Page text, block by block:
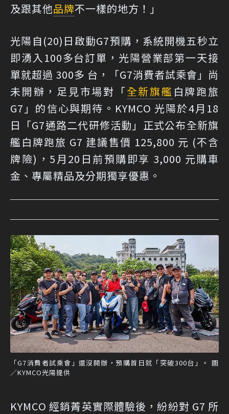
及跟其他品牌不一樣的地方！」
光陽自(20)日啟動G7預購，系統開機五秒立
即湧入100多台訂單，光陽營業部第一天接
單就超過 300多 台，「G7消費者試乘會」尚
未開辦，足見市場對「全新旗艦 白牌跑旅
G7」的信心與期待。KYMCO 光陽於4月18
日「G7通路二代研修活動」正式公布全新旗
艦白牌跑旅 G7 建議售價 125,800 元 (不含
牌險)，5月20日前預購即享 3,000 元購車
金、專屬精品及分期獨享優惠。
「G7消費者試乘會」還沒開辦，預購首日就「突破300台」。 圖
／KYMCO光陽提供
KYMCO 經銷菁英實際體驗後，紛紛對 G7 所